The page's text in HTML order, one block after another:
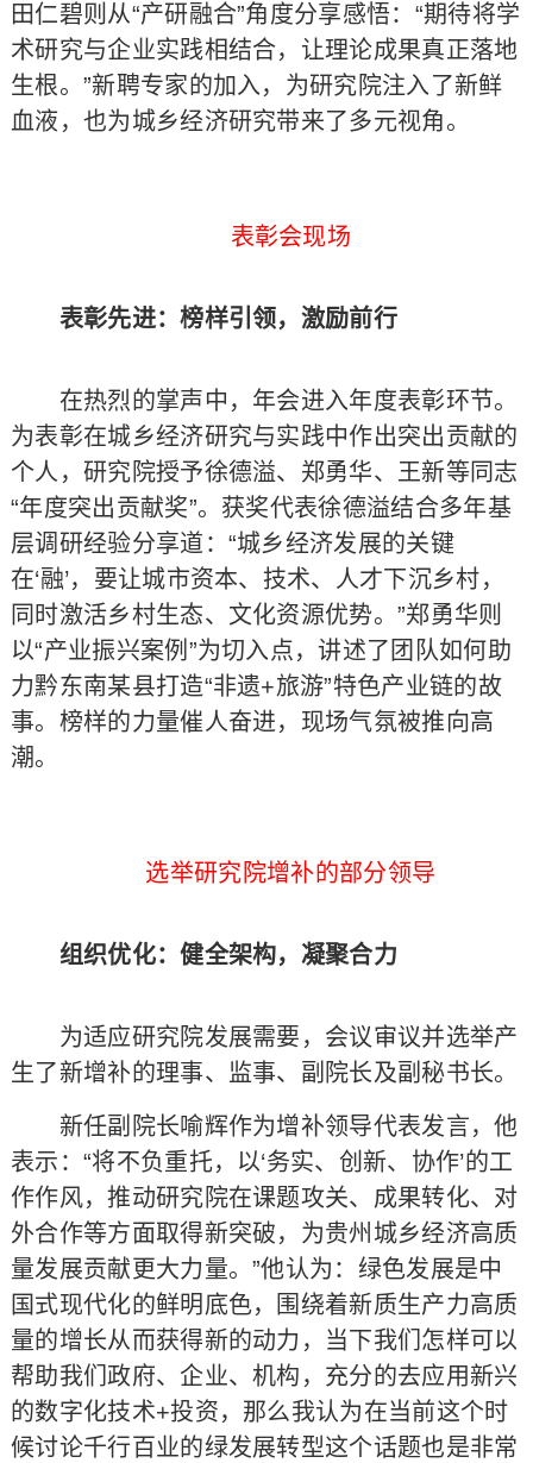
田仁碧则从“产研融合”角度分享感悟：“期待将学
术研究与企业实践相结合，让理论成果真正落地
生根。”新聘专家的加入，为研究院注入了新鲜
血液，也为城乡经济研究带来了多元视角。
表彰会现场
表彰先进：榜样引领，激励前行
在热烈的掌声中，年会进入年度表彰环节。
为表彰在城乡经济研究与实践中作出突出贡献的
个人，研究院授予徐德溢、郑勇华、王新等同志
“年度突出贡献奖”。获奖代表徐德溢结合多年基
层调研经验分享道：“城乡经济发展的关键
在‘融’，要让城市资本、技术、人才下沉乡村，
同时激活乡村生态、文化资源优势。”郑勇华则
以“产业振兴案例”为切入点，讲述了团队如何助
力黔东南某县打造“非遗+旅游”特色产业链的故
事。榜样的力量催人奋进，现场气氛被推向高
潮。
选举研究院增补的部分领导
组织优化：健全架构，凝聚合力
为适应研究院发展需要，会议审议并选举产
生了新增补的理事、监事、副院长及副秘书长。
新任副院长喻辉作为增补领导代表发言，他
表示：“将不负重托，以‘务实、创新、协作’的工
作作风，推动研究院在课题攻关、成果转化、对
外合作等方面取得新突破，为贵州城乡经济高质
量发展贡献更大力量。”他认为：绿色发展是中
国式现代化的鲜明底色，围绕着新质生产力高质
量的增长从而获得新的动力，当下我们怎样可以
帮助我们政府、企业、机构，充分的去应用新兴
的数字化技术+投资，那么我认为在当前这个时
候讨论千行百业的绿发展转型这个话题也是非常